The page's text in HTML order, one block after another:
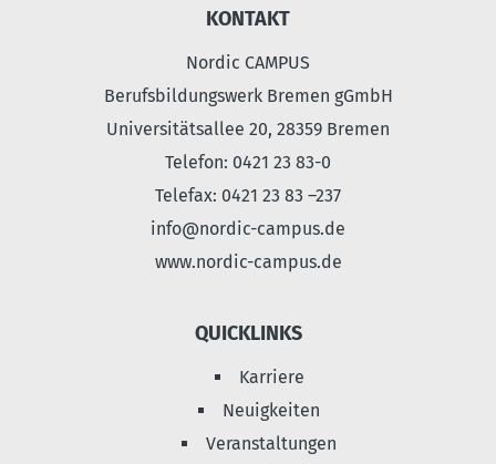
KONTAKT
Nordic CAMPUS
Berufsbildungswerk Bremen gGmbH
Universitätsallee 20, 28359 Bremen
Telefon: 0421 23 83-0
Telefax: 0421 23 83 –237
info@nordic-campus.de
www.nordic-campus.de
QUICKLINKS
Karriere
Neuigkeiten
Veranstaltungen